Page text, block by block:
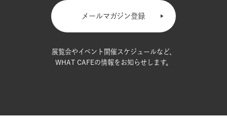
メールマガジン登録
展覧会やイベント開催スケジュールなど、
WHAT CAFEの情報をお知らせします。